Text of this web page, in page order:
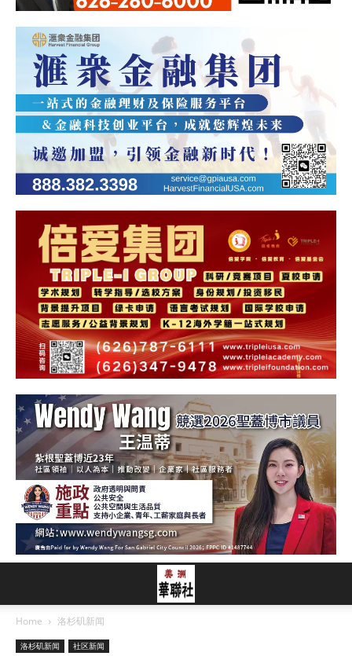
Home 洛杉矶新闻
洛杉矶新闻 社区新闻